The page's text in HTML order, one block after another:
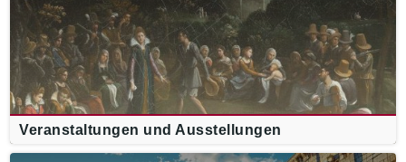
Veranstaltungen und Ausstellungen